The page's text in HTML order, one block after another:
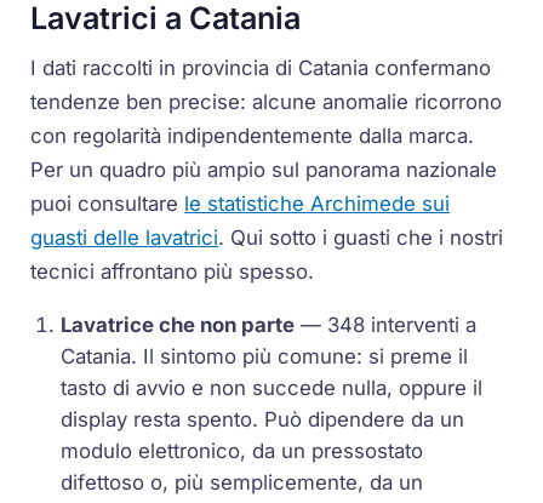
Lavatrici a Catania
I dati raccolti in provincia di Catania confermano
tendenze ben precise: alcune anomalie ricorrono
con regolarità indipendentemente dalla marca.
Per un quadro più ampio sul panorama nazionale
puoi consultare le statistiche Archimede sui
guasti delle lavatrici. Qui sotto i guasti che i nostri
tecnici affrontano più spesso.
Lavatrice che non parte — 348 interventi a
Catania. Il sintomo più comune: si preme il
tasto di avvio e non succede nulla, oppure il
display resta spento. Può dipendere da un
modulo elettronico, da un pressostato
difettoso o, più semplicemente, da un